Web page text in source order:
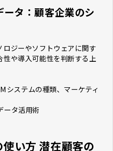
タ：顧客企業のシ
ジーやソフトウェアに関す
や導入可能性を判断する上
システムの種類、マーケティ
ータ活用術
い方 潜在顧客の